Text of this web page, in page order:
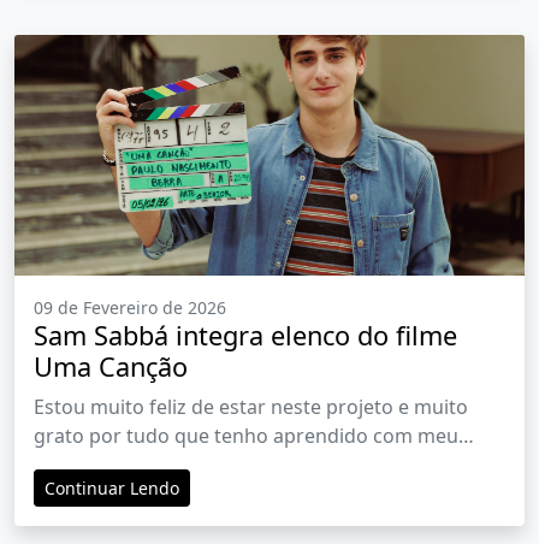
09 de Fevereiro de 2026
Sam Sabbá integra elenco do filme
Uma Canção
Estou muito feliz de estar neste projeto e muito
grato por tudo que tenho aprendido com meu
personagem”, diz o ator.
Continuar Lendo